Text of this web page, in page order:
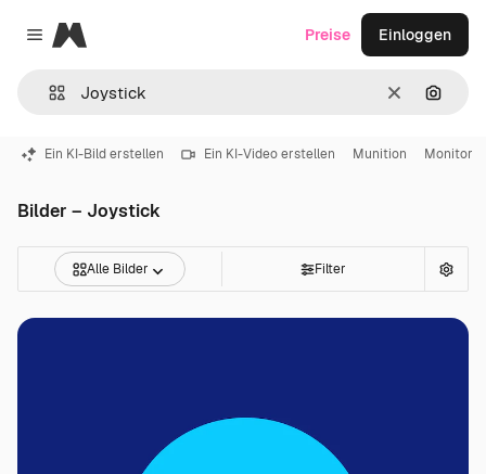
Close menu
Magnific
LöschenNach
Preise Einloggen
Ein KI-Bild erstellen Ein KI-Video erstellen Munition Monitor
Bilder – Joystick
Alle Bilder Filter